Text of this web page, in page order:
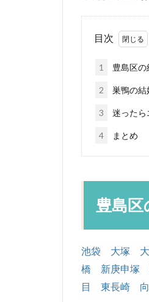
目次
1 豊島区
2 巣鴨の結
3 迷ったら
4 まとめ
豊島
池袋 大塚
橋
新庚申塚
目
東長崎